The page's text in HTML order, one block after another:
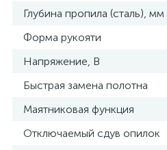
Глубина пропила (сталь), мм
Форма рукояти
Напряжение, В
Быстрая замена полотна
Маятниковая функция
Отключаемый сдув опилок